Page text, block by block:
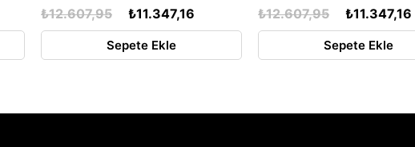
₺11.347,16
₺12.607,95
Sepete Ekle
₺11.347,16
₺12.607,95
Sepete Ekle